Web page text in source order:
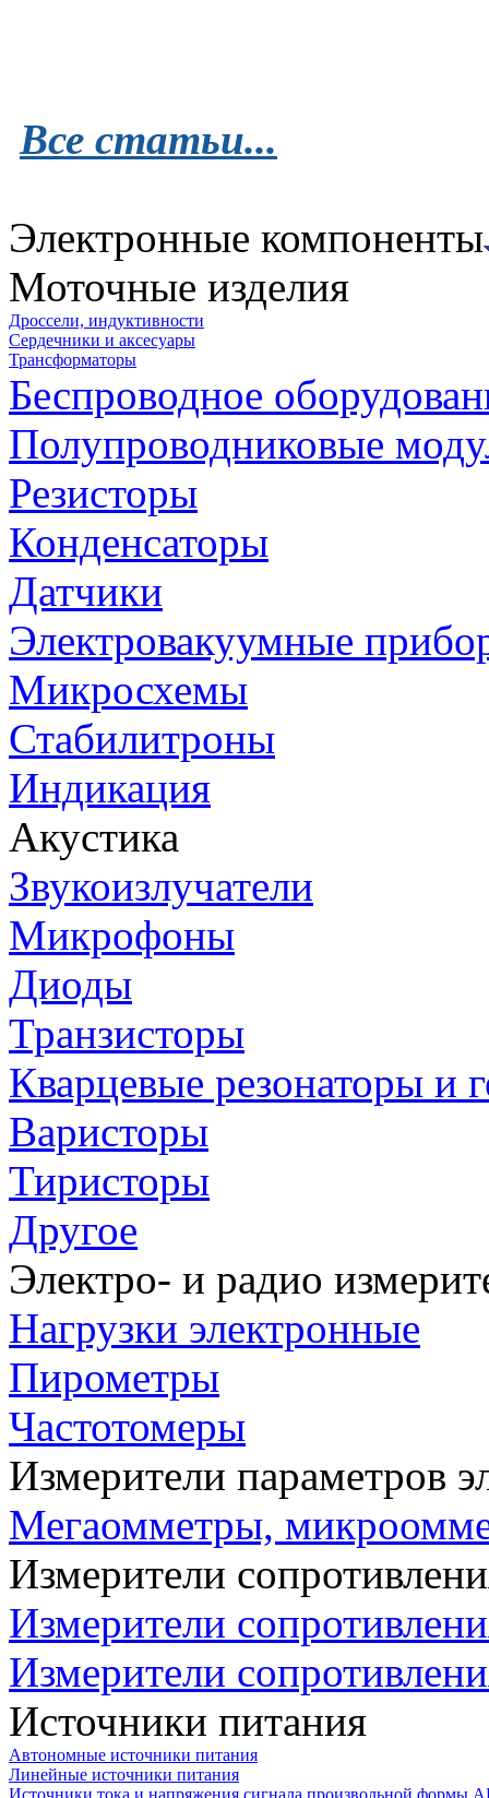
Все статьи...
Электронные компоненты
Моточные изделия
Дроссели, индуктивности
Сердечники и аксесуары
Трансформаторы
Беспроводное
Полупроводниковые
Резисторы
Конденсаторы
Датчики
Электровакуумные
Микросхемы
Стабилитроны
Индикация
Акустика
Звукоизлучатели
Микрофоны
Диоды
Транзисторы
Кварцевые резонаторы и
Варисторы
Тиристоры
Другое
Электро- и радио
Нагрузки электронные
Пирометры
Частотомеры
Измерители параметров
Мегаомметры,
Измерители
Измерители
Измерители
Источники питания
Автономные источники питания
Линейные источники питания
Источники тока и напряжения сигнала произвольной формы